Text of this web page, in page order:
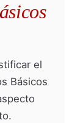
el
Básicos